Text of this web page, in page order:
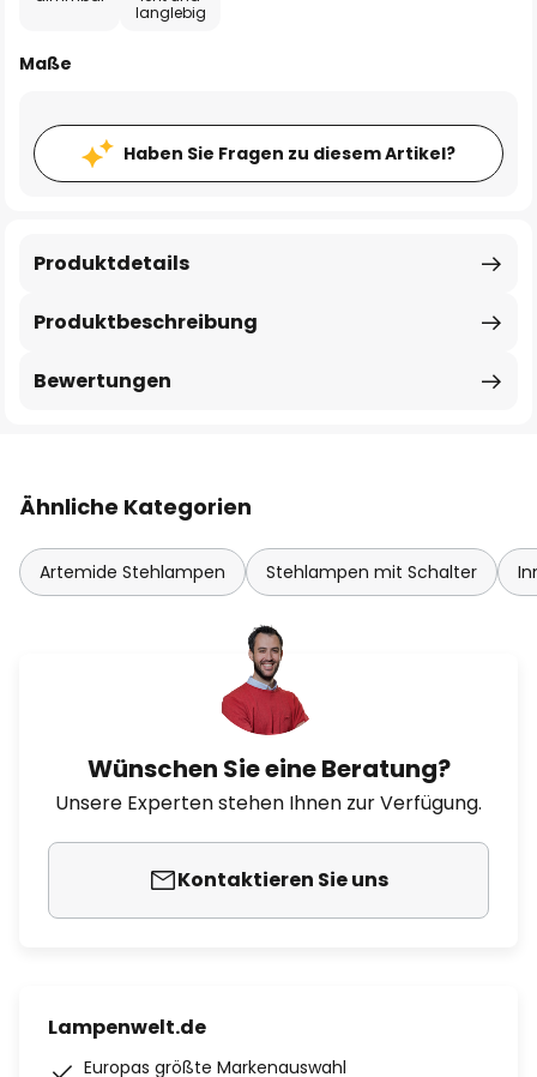
langlebig
Maße
Haben Sie Fragen zu diesem Artikel?
Produktbeschreibung
Produktdetails
Bewertungen
Ähnliche Kategorien
Artemide Stehlampen Stehlampen mit Schalter
Wünschen Sie eine Beratung?
Unsere Experten stehen Ihnen zur Verfügung.
Kontaktieren Sie uns
Lampenwelt.de
Europas größte Markenauswahl